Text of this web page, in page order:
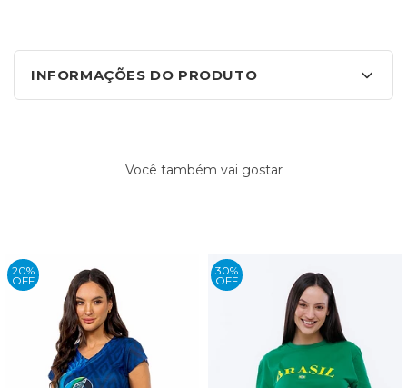
INFORMAÇÕES DO PRODUTO
Você também vai gostar
20%
OFF
30%
OFF